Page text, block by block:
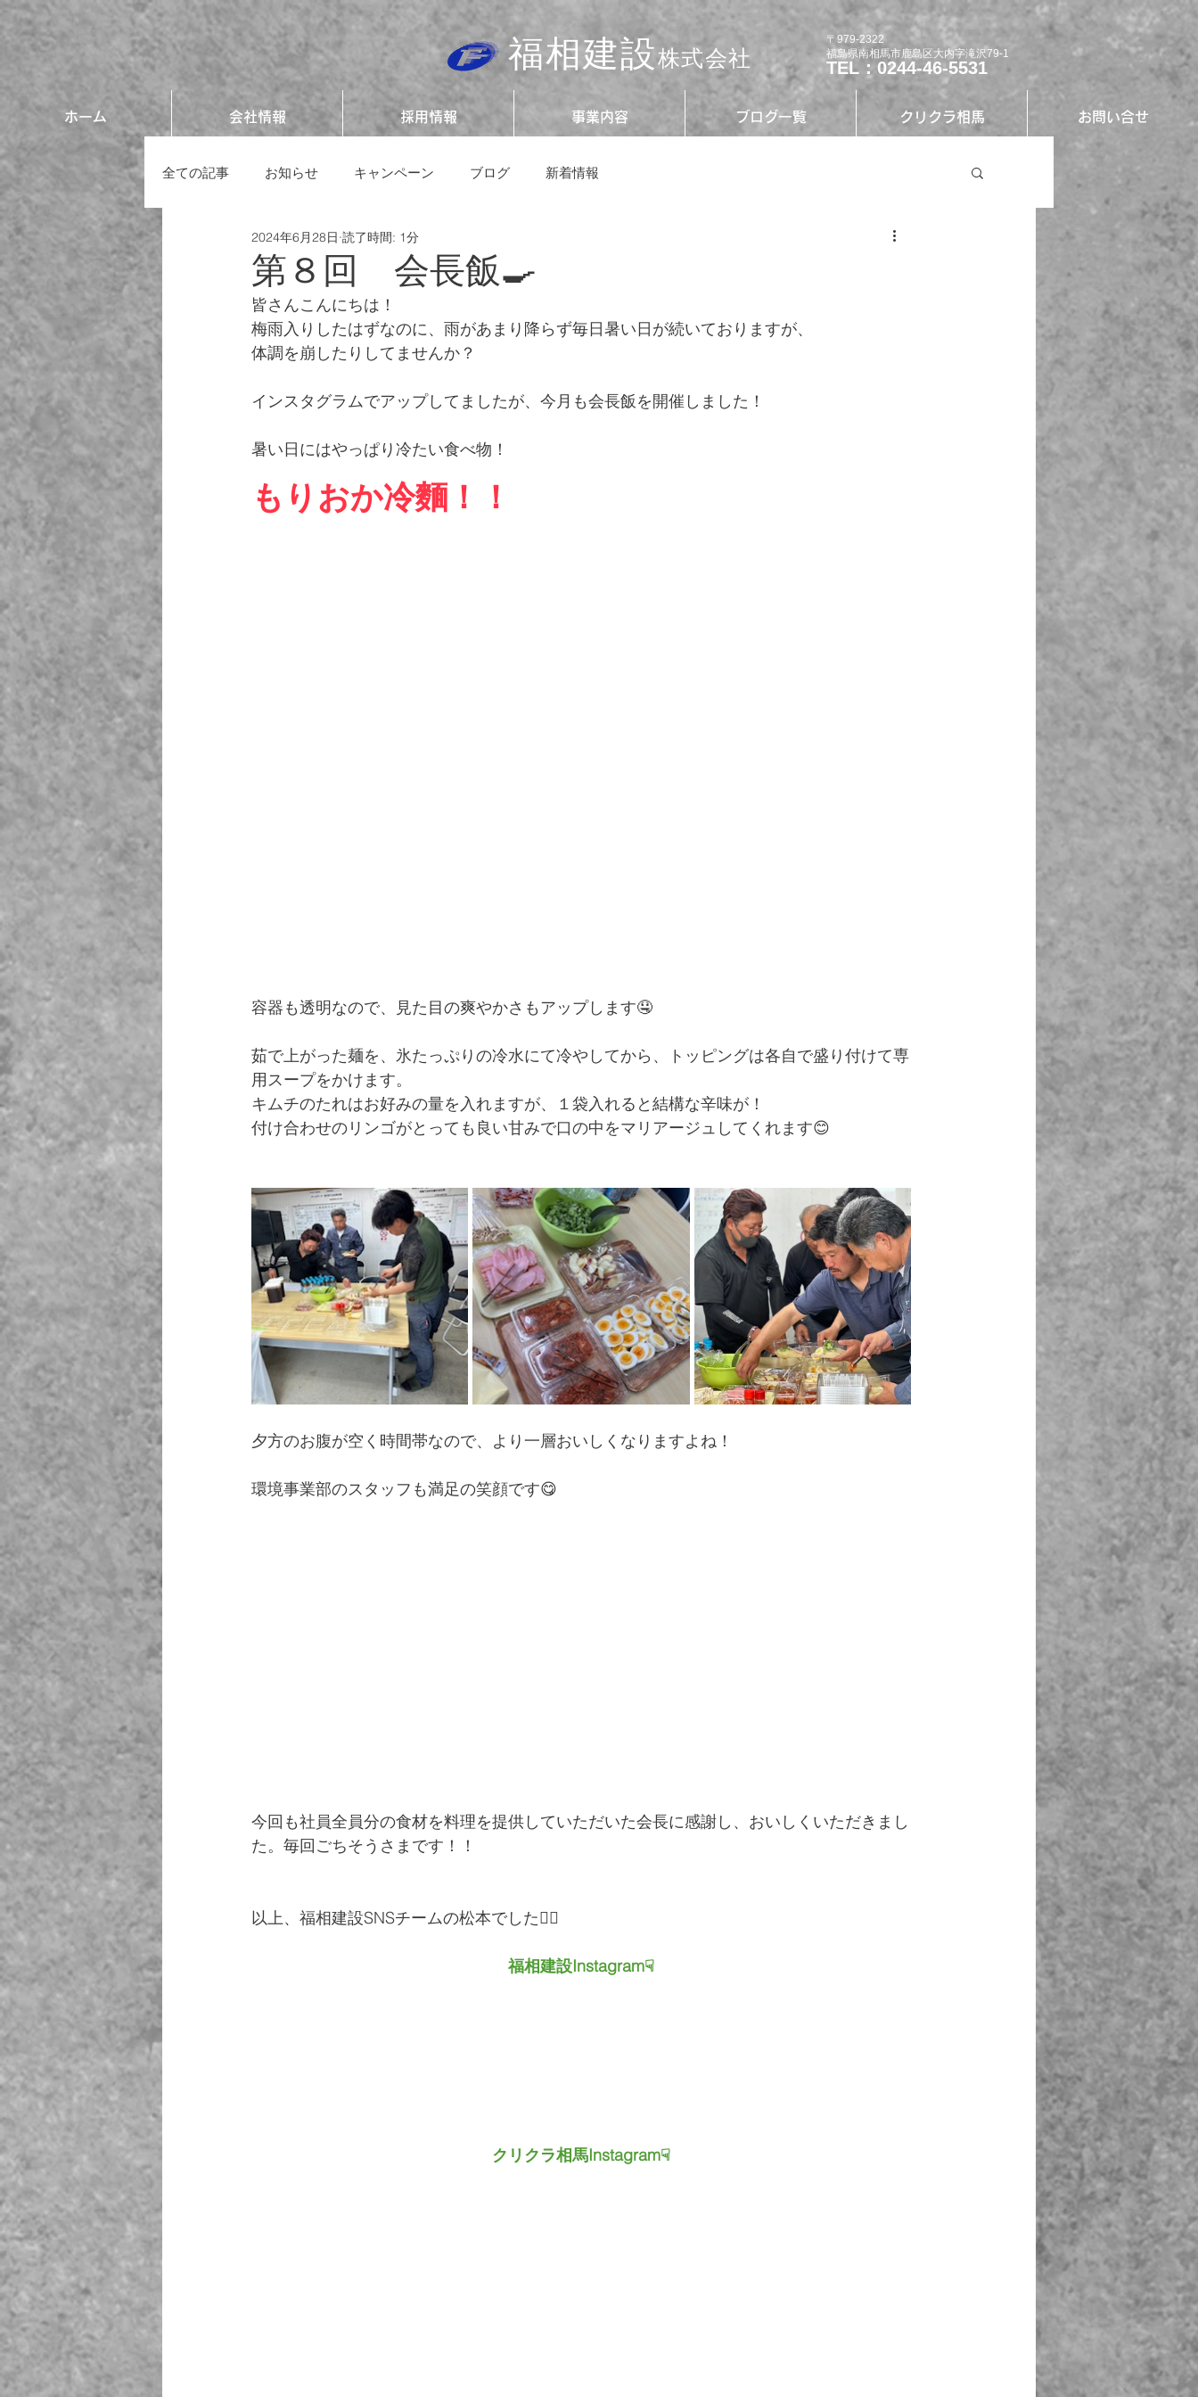
福相建設株式会社
〒979-2322
福島県南相馬市鹿島区大内字滝沢79-1
TEL：0244-46-5531
ホーム 会社情報 採用情報 事業内容 ブログ一覧 クリクラ相馬 お問い合せ
全ての記事 お知らせ キャンペーン ブログ 新着情報
第８回 会長飯🍳
2024年6月28日 読了時間: 1分
皆さんこんにちは！
梅雨入りしたはずなのに、雨があまり降らず毎日暑い日が続いておりますが、
体調を崩したりしてませんか？
インスタグラムでアップしてましたが、今月も会長飯を開催しました！
暑い日にはやっぱり冷たい食べ物！
もりおか冷麵！！
容器も透明なので、見た目の爽やかさもアップします🤤
茹で上がった麺を、氷たっぷりの冷水にて冷やしてから、トッピングは各自で盛り付けて専
用スープをかけます。
キムチのたれはお好みの量を入れますが、１袋入れると結構な辛味が！
付け合わせのリンゴがとっても良い甘みで口の中をマリアージュしてくれます😊
夕方のお腹が空く時間帯なので、より一層おいしくなりますよね！
環境事業部のスタッフも満足の笑顔です😋
今回も社員全員分の食材を料理を提供していただいた会長に感謝し、おいしくいただきまし
た。毎回ごちそうさまです！！
以上、福相建設SNSチームの松本でした💁‍♀️
福相建設Instagram☟
クリクラ相馬Instagram☟